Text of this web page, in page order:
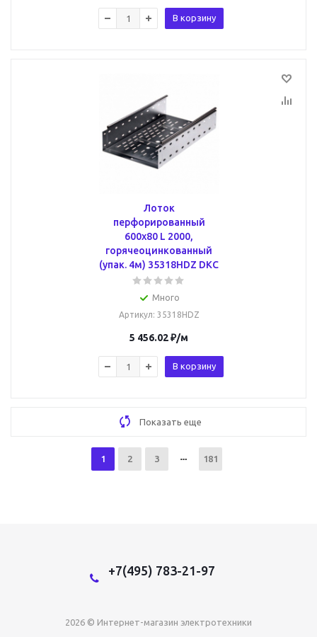
В корзину
Лоток
перфорированный
600х80 L 2000,
горячеоцинкованный
(упак. 4м) 35318HDZ DKC
Много
Артикул: 35318HDZ
5 456.02₽/м
В корзину
Показать еще
1 2 3 181
+7(495) 783-21-97
2026 © Интернет-магазин электротехники